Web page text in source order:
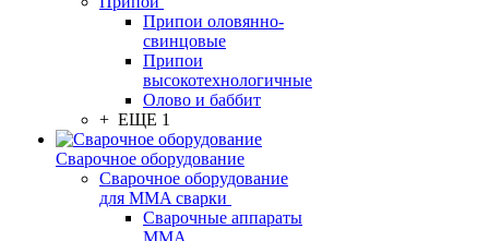
Припои оловянно-
свинцовые
Припои
высокотехнологичные
Олово и баббит
+ ЕЩЕ 1
Сварочное оборудование
Сварочное оборудование
для MMA сварки
Сварочные аппараты
MMA